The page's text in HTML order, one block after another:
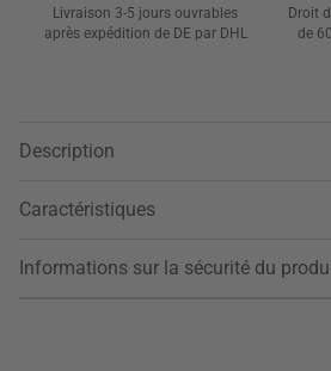
Livraison 3-5 jours ouvrables
après expédition de DE par DHL
Droit
de
Description
Caractéristiques
Informations sur la sécurité du